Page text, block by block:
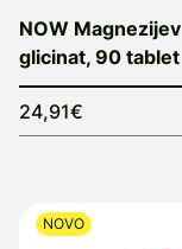
NOW Magnezijev
glicinat, 90 tablet
24,91€
NOVO